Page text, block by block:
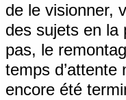
de le visionner,
des sujets en la
pas, le
temps d’attente
encore été